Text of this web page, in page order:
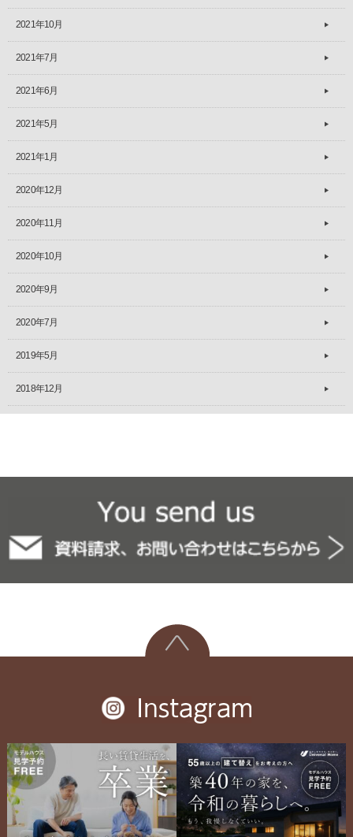
2021年10月
2021年7月
2021年6月
2021年5月
2021年1月
2020年12月
2020年11月
2020年10月
2020年9月
2020年7月
2019年5月
2018年12月